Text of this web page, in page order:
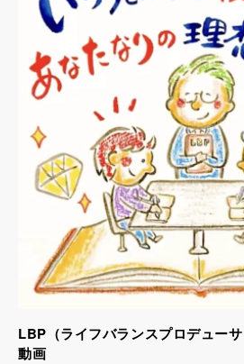
LBP（ライフバランスプロデュー
動画